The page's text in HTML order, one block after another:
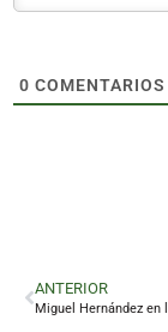
0 COMENTARIOS
ANTERIOR